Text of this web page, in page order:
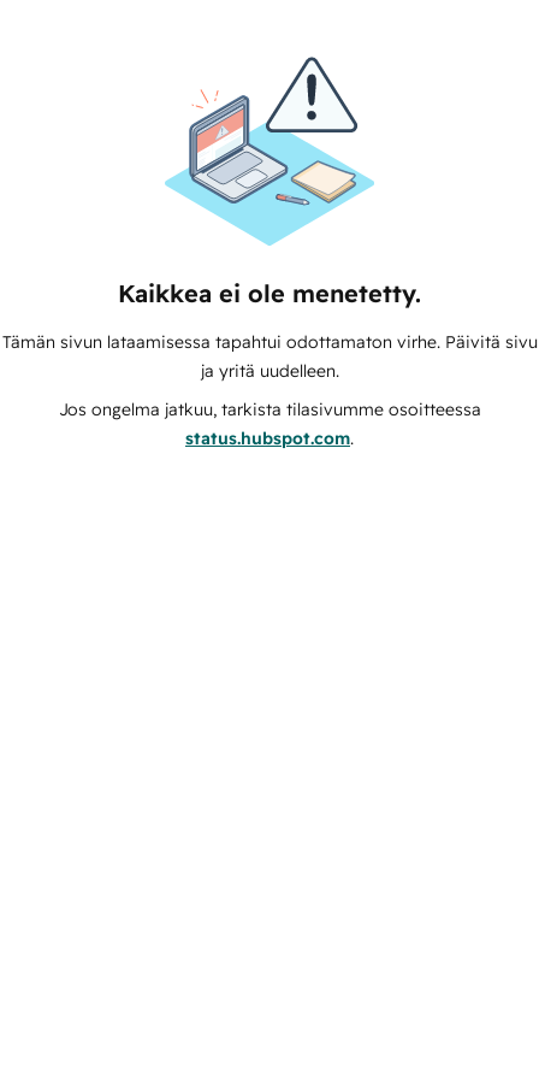
Kaikkea ei ole menetetty.
Tämän sivun lataamisessa tapahtui odottamaton virhe. Päivitä sivu
ja yritä uudelleen.
Jos ongelma jatkuu, tarkista tilasivumme osoitteessa
status.hubspot.com.